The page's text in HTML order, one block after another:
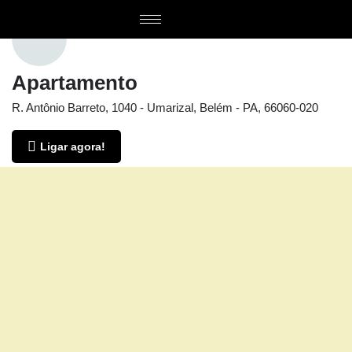
Apartamento
R. Antônio Barreto, 1040 - Umarizal, Belém - PA, 66060-020
Ligar agora!